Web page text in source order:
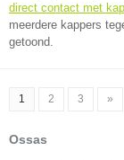
direct contact met
meerdere kappers
getoond.
1 2 3 »
Ossas